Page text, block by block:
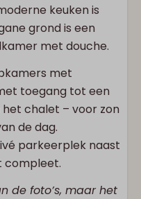
keuken is
grond is een
met douche.
met
toegang tot een
chalet – voor zon
de dag.
parkeerplek naast
compleet.
de foto’s, maar het